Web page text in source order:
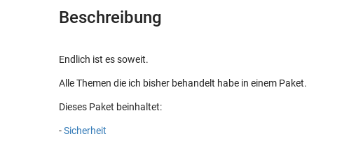
Beschreibung
Endlich ist es soweit.
Alle Themen die ich bisher behandelt habe in einem Paket.
Dieses Paket beinhaltet:
-Sicherheit